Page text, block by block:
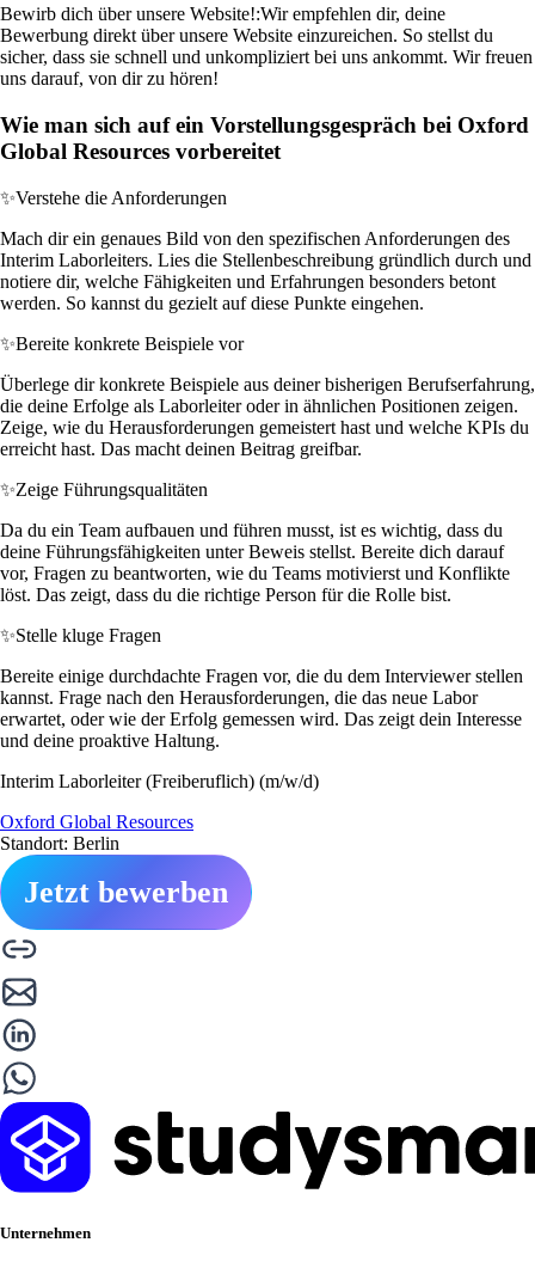
Bewirb dich über unsere Website!:Wir empfehlen dir, deine
Bewerbung direkt über unsere Website einzureichen. So stellst du
sicher, dass sie schnell und unkompliziert bei uns ankommt. Wir freuen
uns darauf, von dir zu hören!
Wie man sich auf ein Vorstellungsgespräch bei Oxford
Global Resources vorbereitet
✨Verstehe die Anforderungen
Mach dir ein genaues Bild von den spezifischen Anforderungen des
Interim Laborleiters. Lies die Stellenbeschreibung gründlich durch und
notiere dir, welche Fähigkeiten und Erfahrungen besonders betont
werden. So kannst du gezielt auf diese Punkte eingehen.
✨Bereite konkrete Beispiele vor
Überlege dir konkrete Beispiele aus deiner bisherigen Berufserfahrung,
die deine Erfolge als Laborleiter oder in ähnlichen Positionen zeigen.
Zeige, wie du Herausforderungen gemeistert hast und welche KPIs du
erreicht hast. Das macht deinen Beitrag greifbar.
✨Zeige Führungsqualitäten
Da du ein Team aufbauen und führen musst, ist es wichtig, dass du
deine Führungsfähigkeiten unter Beweis stellst. Bereite dich darauf
vor, Fragen zu beantworten, wie du Teams motivierst und Konflikte
löst. Das zeigt, dass du die richtige Person für die Rolle bist.
✨Stelle kluge Fragen
Bereite einige durchdachte Fragen vor, die du dem Interviewer stellen
kannst. Frage nach den Herausforderungen, die das neue Labor
erwartet, oder wie der Erfolg gemessen wird. Das zeigt dein Interesse
und deine proaktive Haltung.
Interim Laborleiter (Freiberuflich) (m/w/d)
Oxford Global Resources
Standort: Berlin
Jetzt bewerben
Unternehmen